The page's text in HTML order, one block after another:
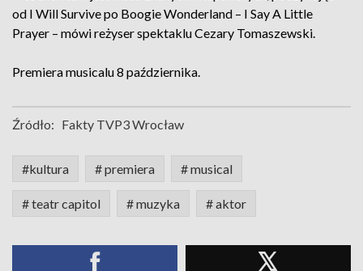
od I Will Survive po Boogie Wonderland – I Say A Little
Prayer – mówi reżyser spektaklu Cezary Tomaszewski.
Premiera musicalu 8 października.
Źródło: Fakty TVP3 Wrocław
#kultura # premiera # musical
# teatr capitol # muzyka # aktor